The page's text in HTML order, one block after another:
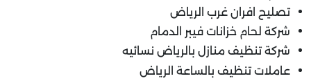
تصليح افران غرب الرياض
شركة لحام خزانات فيبر الدمام
شركة تنظيف منازل بالرياض نسائيه
عاملات تنظيف بالساعة الرياض